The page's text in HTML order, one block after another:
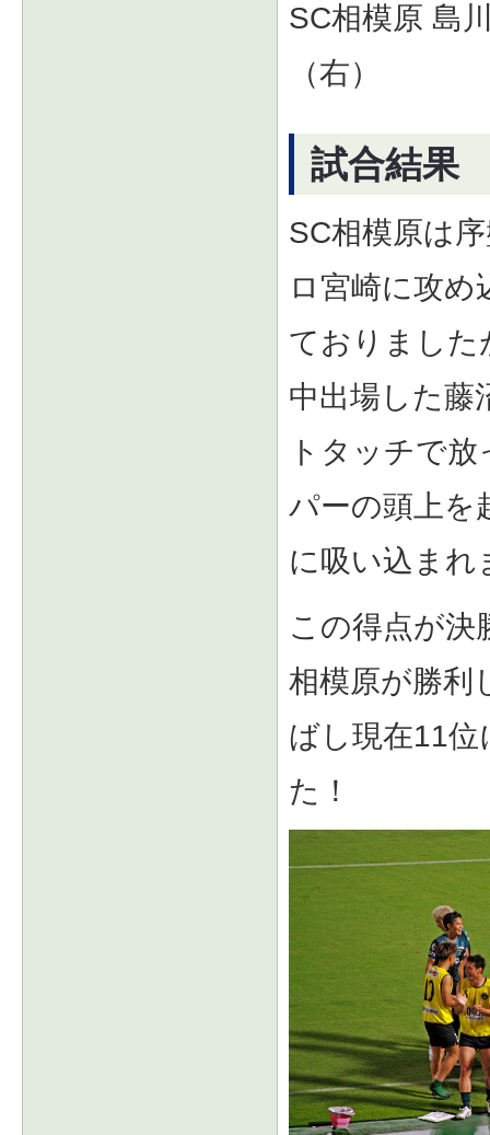
SC相模原 島
（右）
試合結果
SC相模原は
ロ宮崎に攻め
ておりました
中出場した藤
トタッチで
パーの頭上を
に吸い込まれ
この得点が決
相模原が勝利
ばし現在11
た！